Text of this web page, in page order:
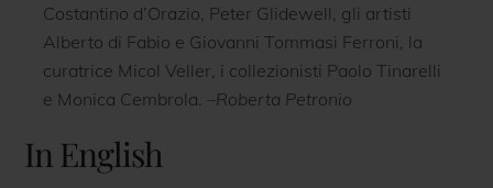
Costantino d’Orazio, Peter Glidewell, gli artisti
Alberto di Fabio e Giovanni Tommasi Ferroni, la
curatrice Micol Veller, i collezionisti Paolo Tinarelli
e Monica Cembrola. –Roberta Petronio
In English